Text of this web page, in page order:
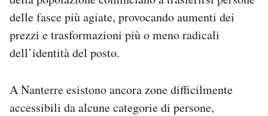
delle fasce più agiate, provocando aumenti dei
prezzi e trasformazioni più o meno radicali
dell’identità del posto.
A Nanterre esistono ancora zone difficilmente
accessibili da alcune categorie di persone,